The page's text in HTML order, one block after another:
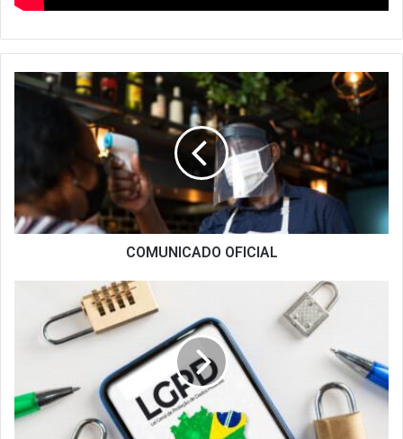
COMUNICADO
OFICIAL
COMUNICADO OFICIAL
ALLIANCE:
CONSULTORIA
SOLUÇÕES
PARA